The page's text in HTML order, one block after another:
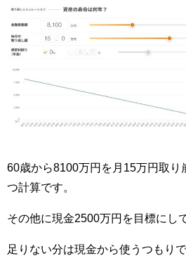
60歳から8100万円を月15万円取り
つ計算です。
その他に現金2500万円を目標にし
足りない分は現金から使うつもりで